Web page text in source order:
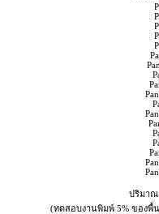
ปริมาณ
(ทดสอบงานพิมพ์ 5% ของพื้น